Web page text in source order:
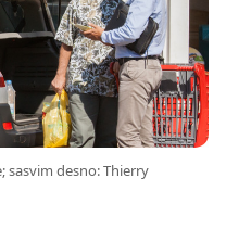
sasvim desno: Thierry